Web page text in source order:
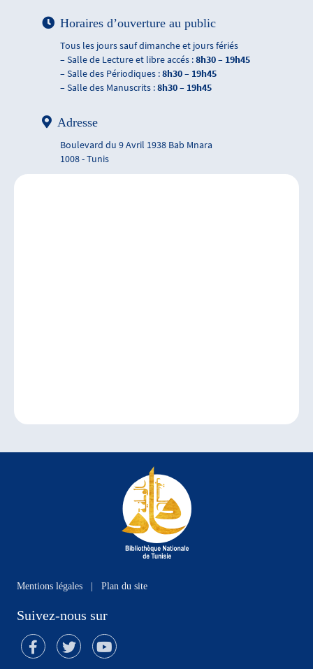
Horaires d’ouverture au public
Tous les jours sauf dimanche et jours fériés
– Salle de Lecture et libre accés :8h30 – 19h45
– Salle des Périodiques :8h30 – 19h45
– Salle des Manuscrits :8h30 – 19h45
Adresse
Boulevard du 9 Avril 1938 Bab Mnara
1008 - Tunis
Mentions légales Plan du site
Suivez-nous sur